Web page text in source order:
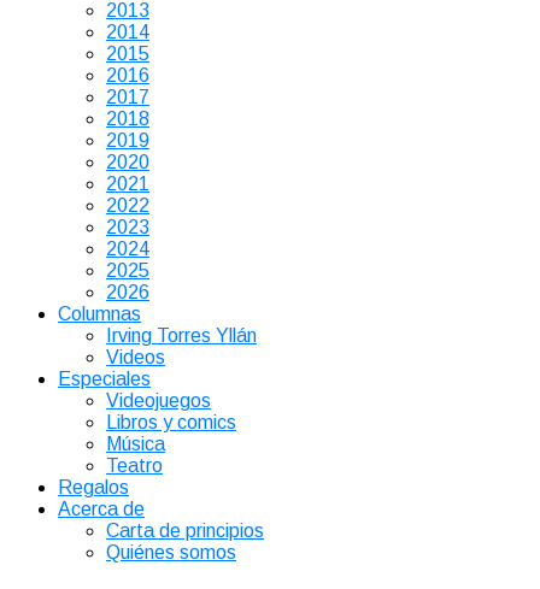
2013
2014
2015
2016
2017
2018
2019
2020
2021
2022
2023
2024
2025
2026
Columnas
Irving Torres Yllán
Videos
Especiales
Videojuegos
Libros y comics
Música
Teatro
Regalos
Acerca de
Carta de principios
Quiénes somos